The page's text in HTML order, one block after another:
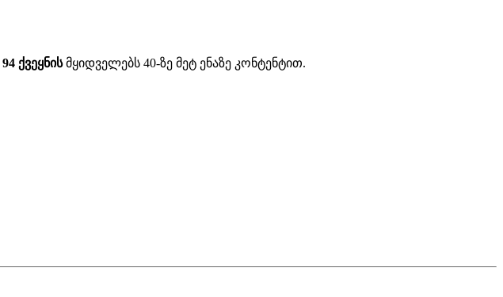
94 ქვეყნისმყიდველებს 40-ზე მეტ ენაზე კონტენტით.